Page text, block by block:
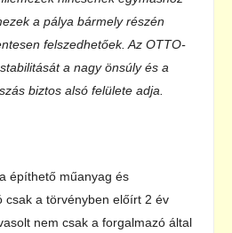
a pálya bármely részén
felszedhetőek. Az OTTO-
a nagy önsúly és a
biztos alsó felülete adja.
építhető műanyag és
csak a törvényben előírt 2 év
nem csak a forgalmazó által